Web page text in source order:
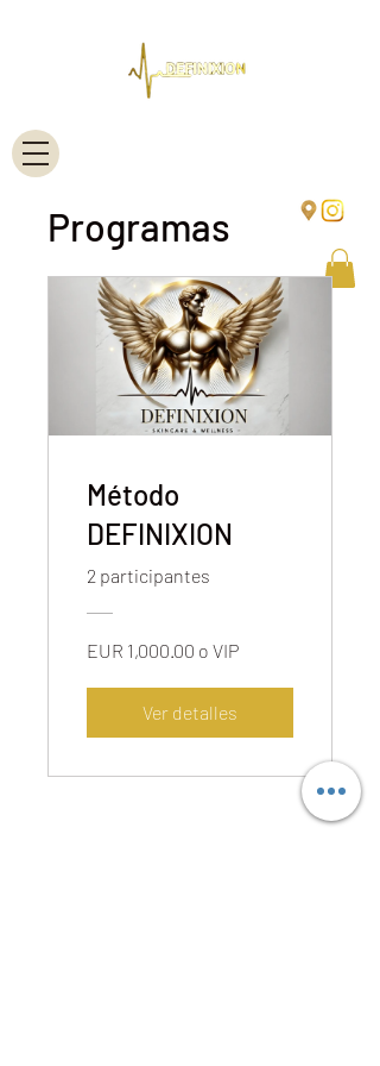
Programas
Método
DEFINIXION
2 participantes
EUR 1,000.00 o VIP
Ver detalles